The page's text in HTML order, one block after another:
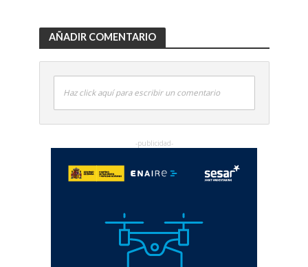
AÑADIR COMENTARIO
Haz click aquí para escribir un comentario